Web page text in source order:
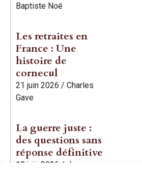
Baptiste Noé
Les retraites en
France : Une
histoire de
cornecul
21 juin 2026 / Charles
Gave
La guerre juste :
des questions sans
réponse définitive
19 juin 2026 / Jean-